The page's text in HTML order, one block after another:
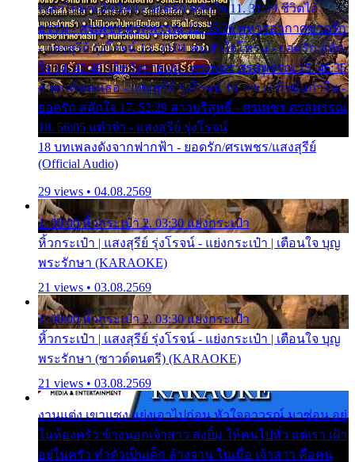
เวลาไปหาเมียน้อย - ยอดรัก สลักใจ 11. 31:29 ชีวิตไอ้
ธรรม - ศรเพชร ศรสุพรรณ 12. 35:26 ทหารอากาศขาดรัก
- แสงสุรีย์ รุ่งโรจน์ 13. 39:01 คนหัวใจโทรม - ยอดรัก สลัก
ใจ 14. 42:49 ไอ้หวังตายแน่ - ศรเพชร ศรสุพรรณ 15. 46:35
ธาตุแท้ของเธอ - แสงสุรีย์ รุ่งโรจน์ 16. 49:57 กำนันกำใน -
ยอดรัก สลักใจ 17. 52:29 สาวบริสุทธิ์ - ศรเพชร ศรสุพรรณ
18. 56:05 แต๋วจ๋า - แสงสุรีย์ รุ่งโรจน์
18 บทเพลงดังจากฟากฟ้า - ยอดรัก/ศรเพชร/แสงสุรีย์
(Official Audio)
29 views • 04.08.2569
1. 00:00 หิ้วกระเป๋า 2. 03:30 แย่งกระเป๋า
หิ้วกระเป๋า | แสงสุรีย์ รุ่งโรจน์ - แย่งกระเป๋า | เตือนใจ บุญ
พระรักษา (KARAOKE)
21 views • 03.08.2569
1. 00:00 หิ้วกระเป๋า 2. 03:30 แย่งกระเป๋า
หิ้วกระเป๋า | แสงสุรีย์ รุ่งโรจน์ - แย่งกระเป๋า | เตือนใจ บุญ
พระรักษา (ซาวด์ดนตรี) (KARAOKE)
21 views • 03.08.2569
งานแต่ง เขาแซง แย่งเอาไปก่อน หัวใจอาวรณ์ มาซ่อน อยู่
ในห้องครัว ข้างนอกเจ้าสาว ส่งยิ้ม ให้คนไปทั่ว แต่เรา เฝ้า
อยู่ในครัว ทำตัวเป็นเด็ก ล้างจาน ในเมื่อ เจ้าสาว คือคน